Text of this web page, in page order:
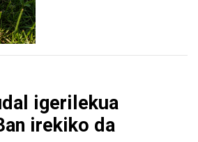
igerilekua
irekiko da